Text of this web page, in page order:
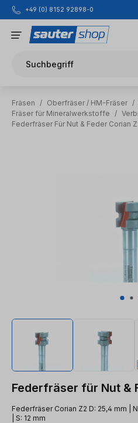
Zum Hauptinhalt springen
+49 (0) 8152 92898-0
Suchbegriff
Fräsen / Oberfräser / HM-Fräser /
Fräser für Mineralwerkstoffe
/
Federfräser Für Nut & Feder Corian
Federfräser für Nut &
Federfräser Corian Z2 D: 25,4 mm |
| S: 12 mm